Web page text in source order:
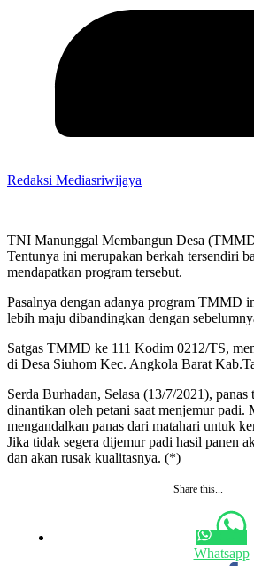
Redaksi Mediasriwijaya
TNI Manunggal Membangun Desa
Tentunya ini merupakan berkah tersendiri
mendapatkan program tersebut.
Pasalnya dengan adanya program TMMD
lebih maju dibandingkan dengan
Satgas TMMD ke 111 Kodim 0212/TS,
di Desa Siuhom Kec. Angkola Barat
Serda Burhadan, Selasa (13/7/2021), panas
dinantikan oleh petani saat menjemur padi.
mengandalkan panas dari matahari untuk
Jika tidak segera dijemur padi hasil panen
dan akan rusak kualitasnya. (*)
Share this...
Whatsapp